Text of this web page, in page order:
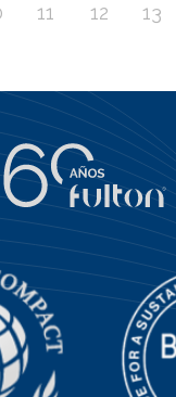
11 12 13